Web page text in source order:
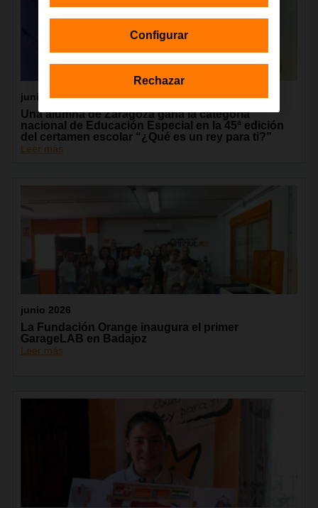
junio 2026
Una alumna de Zaragoza gana la categoría
nacional de Educación Especial en la 45ª edición
del certamen escolar “¿Qué es un rey para ti?”
Leer más
junio 2026
La Fundación Orange inaugura el primer
GarageLAB en Badajoz
Leer más
Configurar
Rechazar